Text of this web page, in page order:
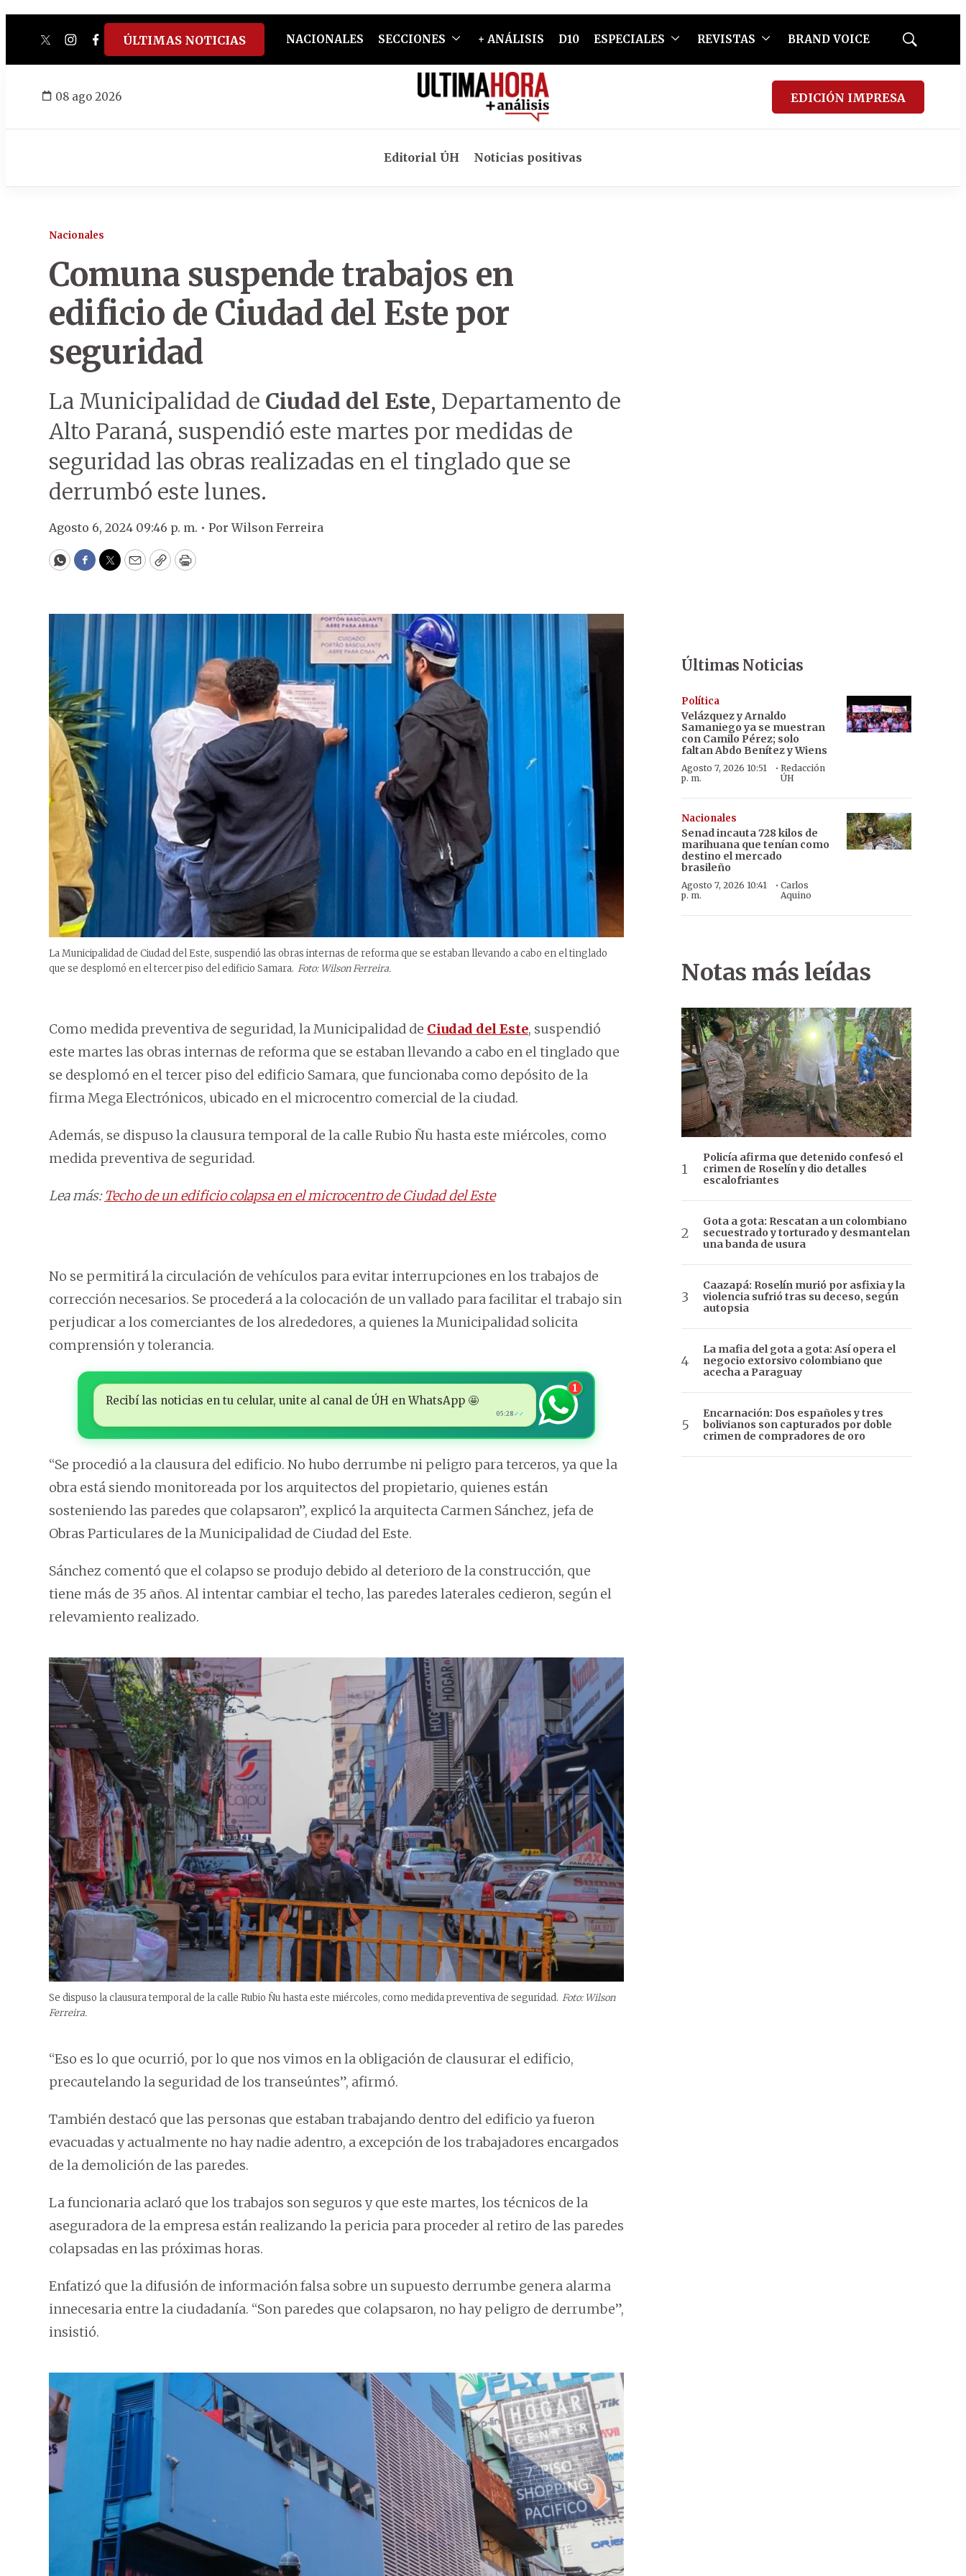
twitterinstagram
facebook
tiktokyoutube
spotify
ÚLTIMAS NOTICIAS NACIONALES SECCIONES + ANÁLISIS D10 ESPECIALES REVISTAS BRAND VOICE
Mostrar
08 ago 2026 EDICIÓN IMPRESA
Editorial ÚH Noticias positivas
Nacionales
Comuna suspende trabajos en
edificio de Ciudad del Este por
seguridad
La Municipalidad de Ciudad del Este, Departamento de
Alto Paraná, suspendió este martes por medidas de
seguridad las obras realizadas en el tinglado que se
derrumbó este lunes.
Agosto 6, 2024 09:46 p. m. • PorWilson Ferreira
WhatsApp
Facebook
Twitter
EmailCopyPrint
La Municipalidad de Ciudad del Este, suspendió las obras internas de reforma que se estaban llevando a cabo en el tinglado
que se desplomó en el tercer piso del edificio Samara. Foto: Wilson Ferreira.
Como medida preventiva de seguridad, la Municipalidad de Ciudad del Este, suspendió
este martes las obras internas de reforma que se estaban llevando a cabo en el tinglado que
se desplomó en el tercer piso del edificio Samara, que funcionaba como depósito de la
firma Mega Electrónicos, ubicado en el microcentro comercial de la ciudad.
Además, se dispuso la clausura temporal de la calle Rubio Ñu hasta este miércoles, como
medida preventiva de seguridad.
Lea más:Techo de un edificio colapsa en el microcentro de Ciudad del Este
No se permitirá la circulación de vehículos para evitar interrupciones en los trabajos de
corrección necesarios. Se procederá a la colocación de un vallado para facilitar el trabajo sin
perjudicar a los comerciantes de los alrededores, a quienes la Municipalidad solicita
comprensión y tolerancia.
Recibí las noticias en tu celular, unite al canal de ÚH en WhatsApp 🤩
05:28 ✓✓
1
“Se procedió a la clausura del edificio. No hubo derrumbe ni peligro para terceros, ya que la
obra está siendo monitoreada por los arquitectos del propietario, quienes están
sosteniendo las paredes que colapsaron”, explicó la arquitecta Carmen Sánchez, jefa de
Obras Particulares de la Municipalidad de Ciudad del Este.
Sánchez comentó que el colapso se produjo debido al deterioro de la construcción, que
tiene más de 35 años. Al intentar cambiar el techo, las paredes laterales cedieron, según el
relevamiento realizado.
Se dispuso la clausura temporal de la calle Rubio Ñu hasta este miércoles, como medida preventiva de seguridad. Foto: Wilson
Ferreira.
“Eso es lo que ocurrió, por lo que nos vimos en la obligación de clausurar el edificio,
precautelando la seguridad de los transeúntes”, afirmó.
También destacó que las personas que estaban trabajando dentro del edificio ya fueron
evacuadas y actualmente no hay nadie adentro, a excepción de los trabajadores encargados
de la demolición de las paredes.
La funcionaria aclaró que los trabajos son seguros y que este martes, los técnicos de la
aseguradora de la empresa están realizando la pericia para proceder al retiro de las paredes
colapsadas en las próximas horas.
Enfatizó que la difusión de información falsa sobre un supuesto derrumbe genera alarma
innecesaria entre la ciudadanía. “Son paredes que colapsaron, no hay peligro de derrumbe”,
insistió.
Últimas Noticias
Política
Velázquez y Arnaldo
Samaniego ya se muestran
con Camilo Pérez; solo
faltan Abdo Benítez y Wiens
Agosto 7, 2026 10:51
p. m.
·Redacción
ÚH
Nacionales
Senad incauta 728 kilos de
marihuana que tenían como
destino el mercado
brasileño
Agosto 7, 2026 10:41
p. m.
· Carlos
Aquino
Notas más leídas
Policía afirma que detenido confesó el
crimen de Roselín y dio detalles
escalofriantes
Gota a gota: Rescatan a un colombiano
secuestrado y torturado y desmantelan
una banda de usura
Caazapá: Roselín murió por asfixia y la
violencia sufrió tras su deceso, según
autopsia
La mafia del gota a gota: Así opera el
negocio extorsivo colombiano que
acecha a Paraguay
Encarnación: Dos españoles y tres
bolivianos son capturados por doble
crimen de compradores de oro